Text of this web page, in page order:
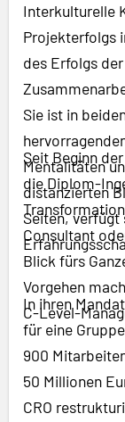
Interkulturelle
Projekterfolgs
des Erfolgs
Sie ist in
Mentalitäten
distanzierten
Seiten, verfügt
Seit Beginn
die Diplom-
Consultant
Blick fürs
Vorgehen
C-Level-
In ihren
für eine
900
50 Millionen
CRO